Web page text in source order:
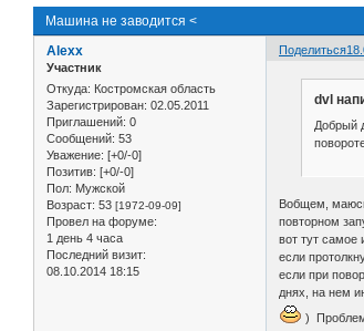
Машина не заводится <
Поделиться
Alexx
Участник
Откуда: Костромская область
Зарегистрирован: 02.05.2011
Приглашений: 0
Сообщений: 53
Уважение: [+0/-0]
Позитив: [+0/-0]
Пол: Мужской
Возраст: 53 [1972-09-09]
Провел на форуме:
1 день 4 часа
Последний визит:
08.10.2014 18:15
dvl
Добрый
Вобщем,
повторном
вот тут самое
если
если при
днях, на нем
)